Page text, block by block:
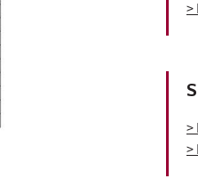
>
>
>